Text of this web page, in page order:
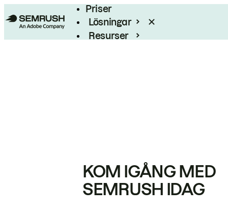
Priser
Lösningar
Resurser
KOM IGÅNG MED
SEMRUSH IDAG